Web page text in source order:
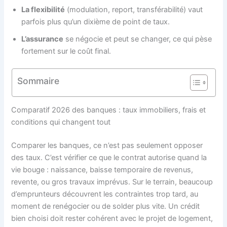
La flexibilité (modulation, report, transférabilité) vaut
parfois plus qu’un dixième de point de taux.
L’assurance se négocie et peut se changer, ce qui pèse
fortement sur le coût final.
Sommaire
Comparatif 2026 des banques : taux immobiliers, frais et
conditions qui changent tout
Comparer les banques, ce n’est pas seulement opposer
des taux. C’est vérifier ce que le contrat autorise quand la
vie bouge : naissance, baisse temporaire de revenus,
revente, ou gros travaux imprévus. Sur le terrain, beaucoup
d’emprunteurs découvrent les contraintes trop tard, au
moment de renégocier ou de solder plus vite. Un crédit
bien choisi doit rester cohérent avec le projet de logement,